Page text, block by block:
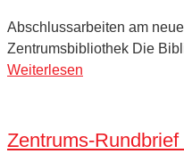
Abschlussarbeiten am
Zentrumsbibliothek Die
Weiterlesen
Zentrums-Rundbrief